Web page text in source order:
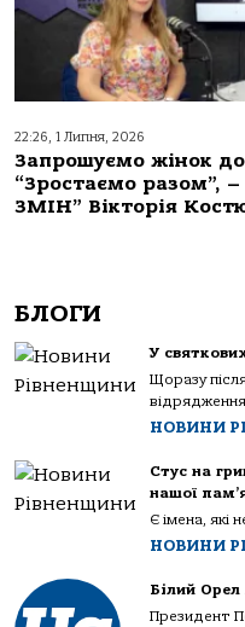
22:26, 1 Липня, 2026
Запрошуємо жінок до
“Зростаємо разом”, –
ЗМІН” Вікторія
БЛОГИ
У
Щоразу
НОВИНИ
Стус на
нашої
Є імена, які
НОВИНИ
Білий
Президент